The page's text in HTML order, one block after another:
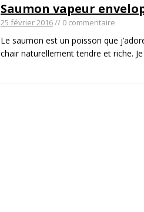
Saumon vapeur
25 février 2016// 0 commentaire
Le saumon est un poisson que
chair naturellement tendre et riche. Je